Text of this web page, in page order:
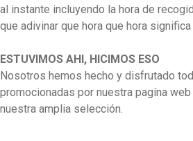
al instante incluyendo la hora de
que adivinar que hora que hora significa
ESTUVIMOS AHI, HICIMOS ESO
Nosotros hemos hecho y disfrutado
promocionadas por nuestra pagína
nuestra amplia selección.